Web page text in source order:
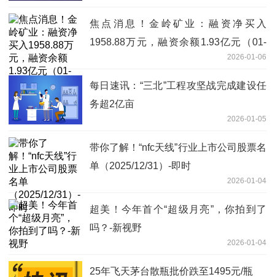
焦点消息！金岭矿业：融资净买入
1958.88万元，融资余额1.93亿元（01-
2026-01-06
每日速讯：“三北”工程攻坚战完成建设任
务超2亿亩
2026-01-05
带你了解！“nfc天线”行业上市公司股票名
单（2025/12/31）-即时
2026-01-04
超美！今年首个“超级月亮”，你拍到了
吗？-新视野
2026-01-04
25年飞天茅台散瓶批价跌至1495元/瓶